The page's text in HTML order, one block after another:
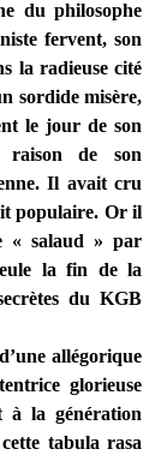
du philosophe
fervent, son
la radieuse cité
sordide misère,
le jour de son
de son
Il avait cru
populaire. Or il
« salaud » par
la fin de la
du KGB
allégorique
glorieuse
à la génération
tabula rasa